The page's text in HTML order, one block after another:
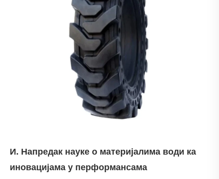
И. Напредак науке о материјалима води ка
иновацијама у перформансама